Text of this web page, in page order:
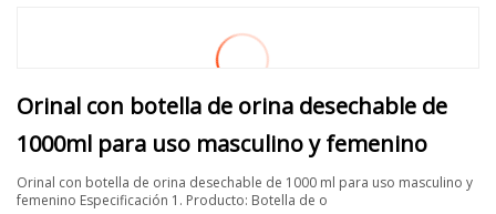
Orinal con botella de orina desechable de
1000ml para uso masculino y femenino
Orinal con botella de orina desechable de 1000 ml para uso masculino y
femenino Especificación 1. Producto: Botella de o